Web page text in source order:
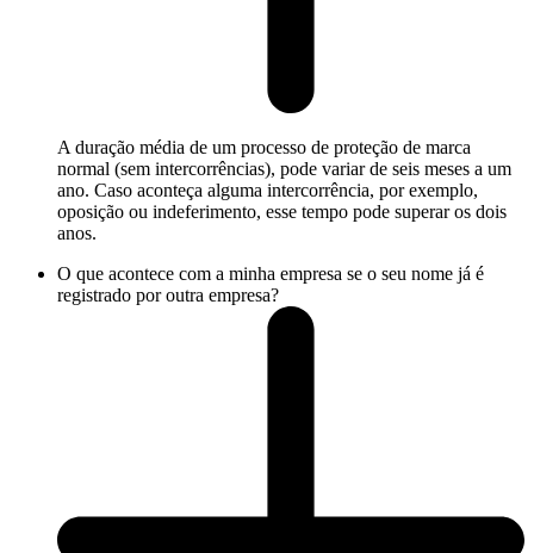
A duração média de um processo de proteção de marca
normal (sem intercorrências), pode variar de seis meses a um
ano. Caso aconteça alguma intercorrência, por exemplo,
oposição ou indeferimento, esse tempo pode superar os dois
anos.
O que acontece com a minha empresa se o seu nome já é
registrado por outra empresa?